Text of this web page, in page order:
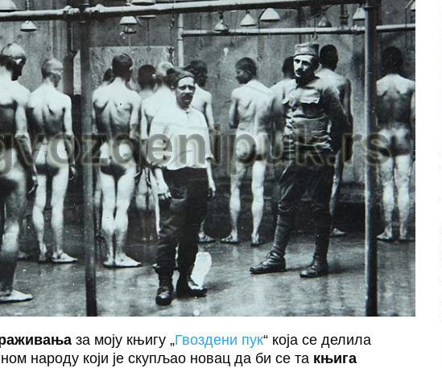
за моју књигу „Гвоздени пук“ која се делила
народу који је скупљао новац да би се та књига